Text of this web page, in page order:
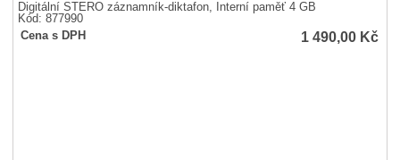
Digitální STERO záznamník-diktafon, Interní paměť 4 GB
Kód: 877990
Cena s DPH
1 490,00 Kč